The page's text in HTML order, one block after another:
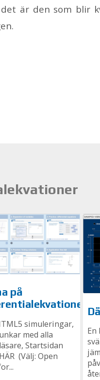
är den som blir
på
simuleringar,
med alla
Startsidan
(Välj: Open
En